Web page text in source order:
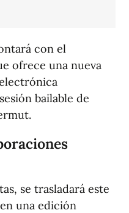
con el
ofrece una nueva
bailable de
se trasladará este
una edición